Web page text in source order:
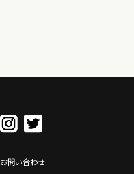
お問い合わせ